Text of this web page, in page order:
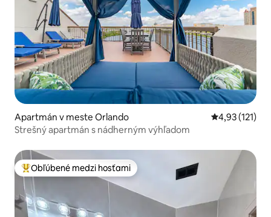
Apartmán v meste Orlando Priemerné
4,93 (121)
Strešný apartmán s nádherným výhľadom
Najobľúbenejšie medzi hosťami
Obľúbené medzi hosťami